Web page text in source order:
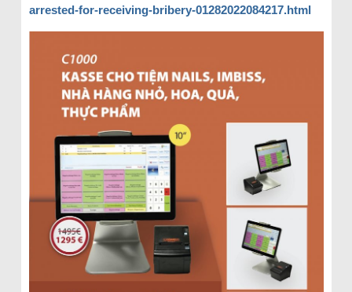
arrested-for-receiving-bribery-01282022084217.html